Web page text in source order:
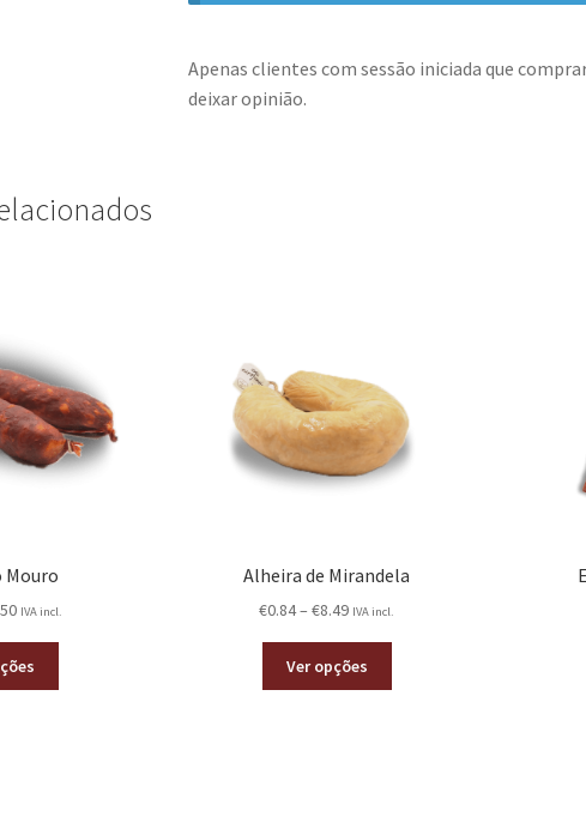
Apenas clientes com sessão iniciada que
deixar opinião.
Mouro
IVA incl.
Alheira de Mirandela
€0.84– €8.49 IVA incl.
Ver opções